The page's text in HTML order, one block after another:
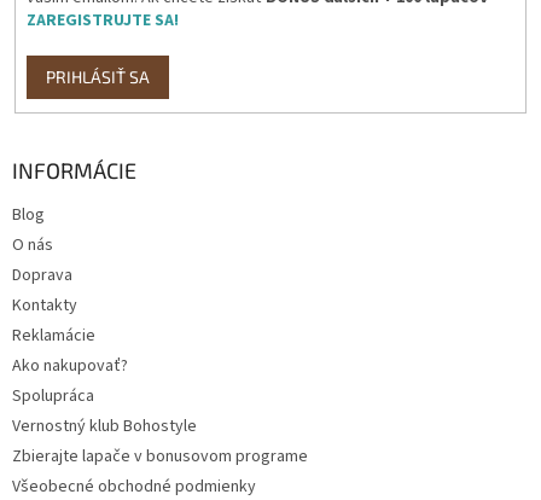
ZAREGISTRUJTE SA!
PRIHLÁSIŤ SA
INFORMÁCIE
Blog
O nás
Doprava
Kontakty
Reklamácie
Ako nakupovať?
Spolupráca
Vernostný klub Bohostyle
Zbierajte lapače v bonusovom programe
Všeobecné obchodné podmienky